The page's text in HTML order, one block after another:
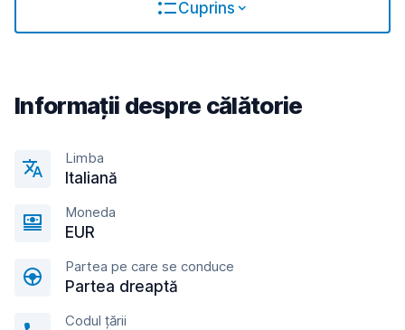
Cuprins
Informații despre călătorie
Limba
Italiană
Moneda
EUR
Partea pe care se conduce
Partea dreaptă
Codul țării